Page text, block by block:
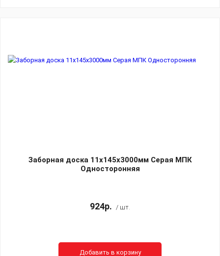
Заборная доска 11х145х3000мм Серая МПК
Односторонняя
924р. / шт.
Добавить в корзину